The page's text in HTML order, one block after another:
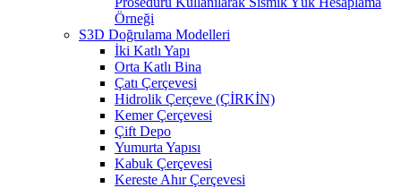
Örneği
S3D Doğrulama Modelleri
İki Katlı Yapı
Orta Katlı Bina
Çatı Çerçevesi
Hidrolik Çerçeve (ÇİRKİN)
Kemer Çerçevesi
Çift Depo
Yumurta Yapısı
Kabuk Çerçevesi
Kereste Ahır Çerçevesi